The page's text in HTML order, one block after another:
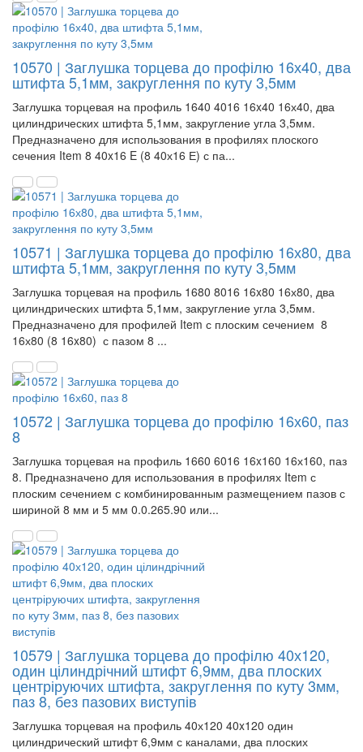
10570 | Заглушка торцева до профілю 16х40, два
штифта 5,1мм, закруглення по куту 3,5мм
Заглушка торцевая на профиль 1640 4016 16x40 16х40, два
цилиндрических штифта 5,1мм, закругление угла 3,5мм.
Предназначено для использования в профилях плоского
сечения Item 8 40x16 E (8 40х16 Е) с па...
10571 | Заглушка торцева до профілю 16х80, два
штифта 5,1мм, закруглення по куту 3,5мм
Заглушка торцевая на профиль 1680 8016 16x80 16х80, два
цилиндрических штифта 5,1мм, закругление угла 3,5мм.
Предназначено для профилей Item с плоским сечением 8
16х80 (8 16x80) с пазом 8 ...
10572 | Заглушка торцева до профілю 16х60, паз
8
Заглушка торцевая на профиль 1660 6016 16x160 16х160, паз
8. Предназначено для использования в профилях Item с
плоским сечением с комбинированным размещением пазов с
шириной 8 мм и 5 мм 0.0.265.90 или...
10579 | Заглушка торцева до профілю 40х120,
один цілиндрічний штифт 6,9мм, два плоских
центріруючих штифта, закруглення по куту 3мм,
паз 8, без пазових виступів
Заглушка торцевая на профиль 40х120 40x120 один
цилиндрический штифт 6,9мм с каналами, два плоских